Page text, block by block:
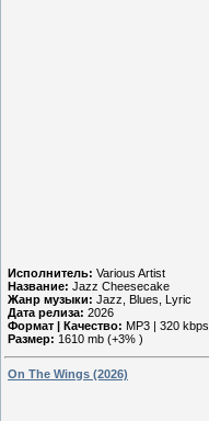
Исполнитель: Various Artist
Название: Jazz Cheesecake
Жанр музыки: Jazz, Blues, Lyric
Дата релиза: 2026
Формат | Качество: MP3 | 320 kbps
Размер: 1610 mb (+3% )
On The Wings (2026)